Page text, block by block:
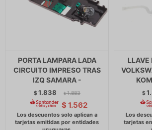
PORTA LAMPARA LADA
CIRCUITO IMPRESO TRAS
IZQ SAMARA -
$1.838 $ 1.883
$ 1.562
LLAVE
$